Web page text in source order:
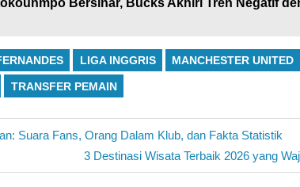
Bersinar, Bucks Akhiri Tren Negatif
LIGA INGGRIS MANCHESTER UNITED
TRANSFER PEMAIN
Suara Fans, Orang Dalam Klub, dan Fakta Statistik
Next
Post:
3 Destinasi Wisata Terbaik 2026 yang